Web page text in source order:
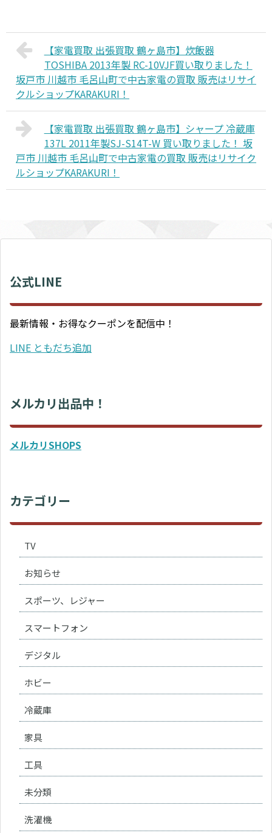
【家電買取 出張買取 鶴ヶ島市】炊飯器
TOSHIBA 2013年製 RC-10VJF買い取りました！
坂戸市 川越市 毛呂山町で中古家電の買取 販売はリサイ
クルショップKARAKURI！
【家電買取 出張買取 鶴ヶ島市】シャープ 冷蔵庫
137L 2011年製SJ-S14T-W 買い取りました！ 坂
戸市 川越市 毛呂山町で中古家電の買取 販売はリサイク
ルショップKARAKURI！
公式LINE
最新情報・お得なクーポンを配信中！
LINE ともだち追加
メルカリ出品中！
メルカリSHOPS
カテゴリー
TV
お知らせ
スポーツ、レジャー
スマートフォン
デジタル
ホビー
冷蔵庫
家具
工具
未分類
洗濯機